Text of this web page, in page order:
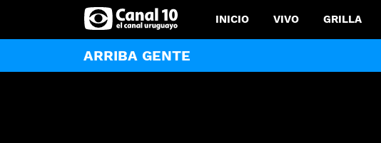
INICIO VIVO GRILLA
ARRIBA GENTE